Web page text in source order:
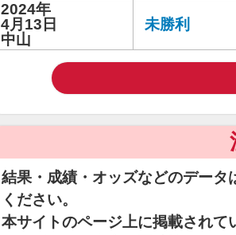
2024年
4月13日
中山
未勝利
結果・成績・オッズなどのデータ
ください。
本サイトのページ上に掲載されて